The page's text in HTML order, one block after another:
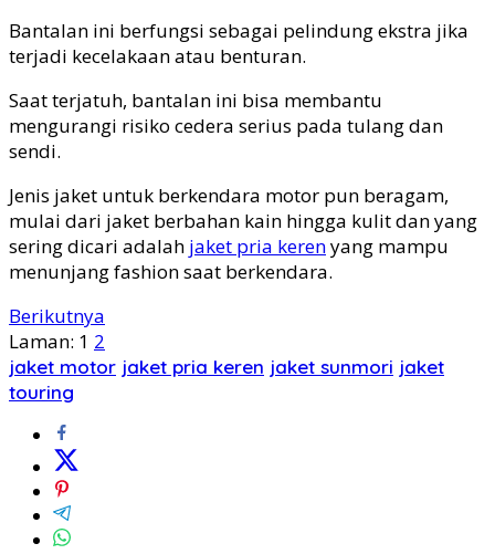
Bantalan ini berfungsi sebagai pelindung ekstra jika
terjadi kecelakaan atau benturan.
Saat terjatuh, bantalan ini bisa membantu
mengurangi risiko cedera serius pada tulang dan
sendi.
Jenis jaket untuk berkendara motor pun beragam,
mulai dari jaket berbahan kain hingga kulit dan yang
sering dicari adalah jaket pria kerenyang mampu
menunjang fashion saat berkendara.
Berikutnya
Laman: 1 2
jaket motor jaket pria keren jaket sunmori jaket
touring